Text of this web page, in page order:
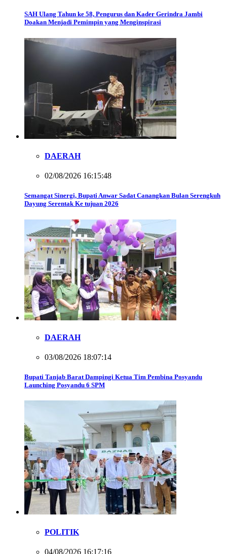
SAH Ulang Tahun ke 58, Pengurus dan Kader Gerindra Jambi
Doakan Menjadi Pemimpin yang Menginspirasi
DAERAH
02/08/2026 16:15:48
Semangat Sinergi, Bupati Anwar Sadat Canangkan Bulan Serengkuh
Dayung Serentak Ke tujuan 2026
DAERAH
03/08/2026 18:07:14
Bupati Tanjab Barat Dampingi Ketua Tim Pembina Posyandu
Launching Posyandu 6 SPM
POLITIK
04/08/2026 16:17:16